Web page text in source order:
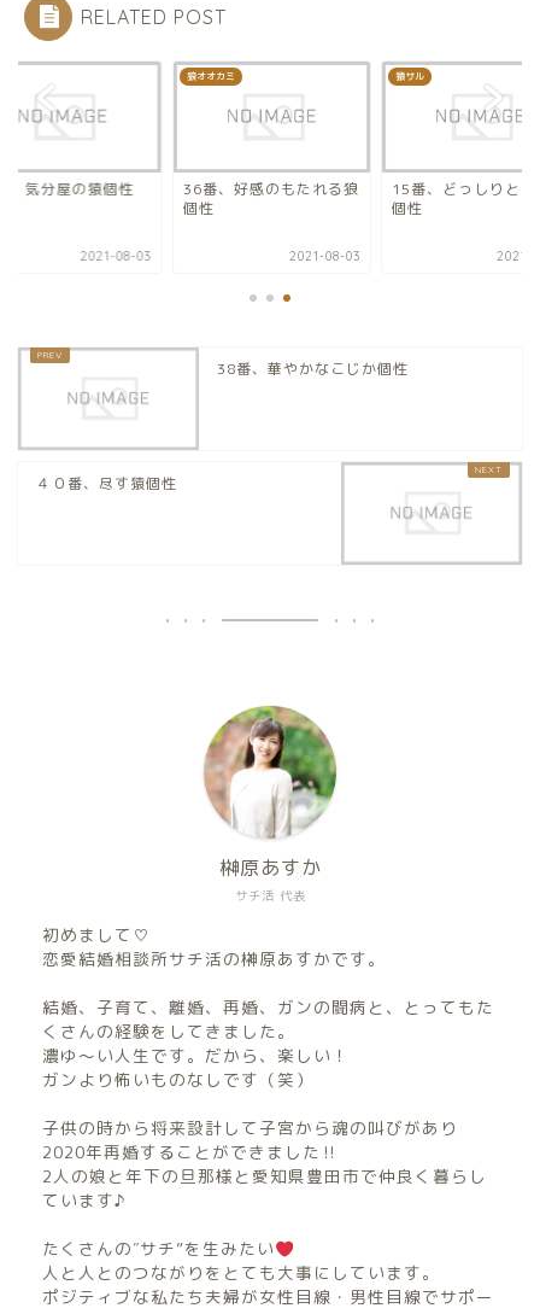
RELATED POST
、気分屋の猿個性
2021-08-03
狼オオカミ
36番、好感のもたれる狼
個性
2021-08-03
猿サル
15番、どっしりとし
個性
2021-
38番、華やかなこじか個性
４０番、尽す猿個性
サチ活 代表
榊原あすか
初めまして♡
恋愛結婚相談所サチ活の榊原あすかです。
結婚、子育て、離婚、再婚、ガンの闘病と、とってもた
くさんの経験をしてきました。
濃ゆ〜い人生です。だから、楽しい！
ガンより怖いものなしです（笑）
子供の時から将来設計して子宮から魂の叫びがあり
2020年再婚することができました‼︎
2人の娘と年下の旦那様と愛知県豊田市で仲良く暮らし
ています♪
たくさんの″サチ”を生みたい
人と人とのつながりをとても大事にしています。
ポジティブな私たち夫婦が女性目線・男性目線でサポー